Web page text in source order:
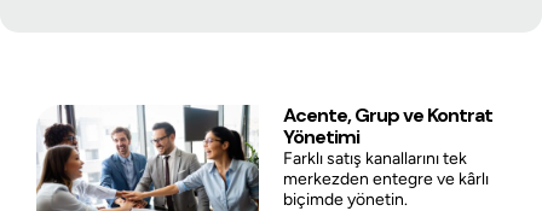
Acente, Grup ve Kontrat
Yönetimi
Farklı satış kanallarını tek
merkezden entegre ve kârlı
biçimde yönetin.